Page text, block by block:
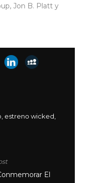
Jon B. Platt y
, estreno wicked,
El